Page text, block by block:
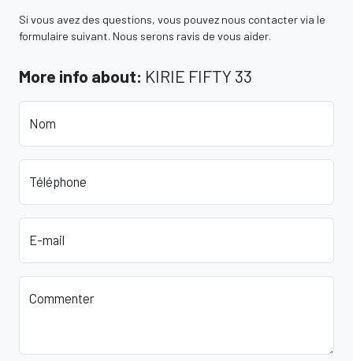
Si vous avez des questions, vous pouvez nous contacter via le
formulaire suivant. Nous serons ravis de vous aider.
More info about: KIRIE FIFTY 33
Nom
Téléphone
E-mail
Commenter